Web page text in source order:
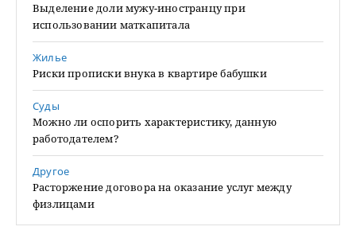
Выделение доли мужу-иностранцу при
использовании маткапитала
Жилье
Риски прописки внука в квартире бабушки
Суды
Можно ли оспорить характеристику, данную
работодателем?
Другое
Расторжение договора на оказание услуг между
физлицами